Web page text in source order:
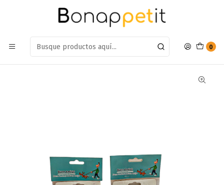
0
Estamos en: Antumalal 612, Quilicura Míranos en Maps
Pinches Para Perro BuenAmigo